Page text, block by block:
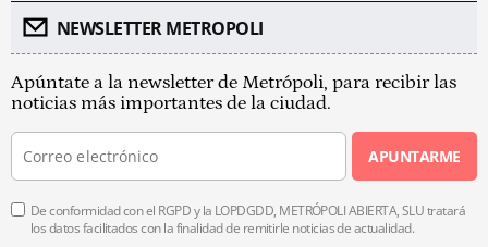
NEWSLETTER METROPOLI
Apúntate a la newsletter de Metrópoli, para recibir las
noticias más importantes de la ciudad.
APUNTARME
De conformidad con el RGPD y la LOPDGDD, METRÓPOLI ABIERTA, SLU tratará
los datos facilitados con la finalidad de remitirle noticias de actualidad.